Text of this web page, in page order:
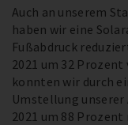
Auch an unserem
haben wir eine
Fußabdruck
2021 um 32
konnten wir durch
Umstellung unserer
2021 um 88 Prozent